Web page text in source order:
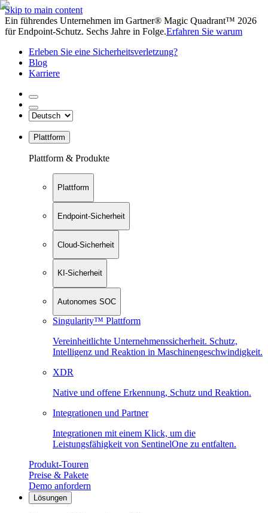
Skip to main content
Ein führendes Unternehmen im Gartner® Magic Quadrant™ 2026
für Endpoint-Schutz. Sechs Jahre in Folge.Erfahren Sie warum
Erleben Sie eine Sicherheitsverletzung?
Blog
Karriere
Plattform
Plattform & Produkte
Plattform
Endpoint-Sicherheit
Cloud-Sicherheit
KI-Sicherheit
Autonomes SOC
Singularity™ Plattform
Vereinheitlichte Unternehmenssicherheit. Schutz,
Intelligenz und Reaktion in Maschinen­geschwindigkeit.
XDR
Native und offene Erkennung, Schutz und Reaktion.
Integrationen und Partner
Integrationen mit einem Klick, um die
Leistungsfähigkeit von SentinelOne zu entfalten.
Produkt-Touren
Preise & Pakete
Demo anfordern
Lösungen